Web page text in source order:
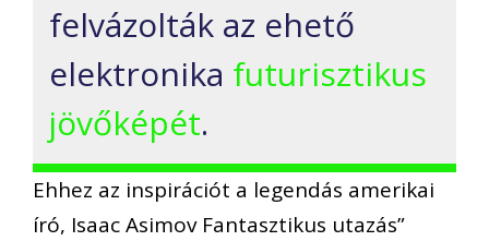
felvázolták az ehető
elektronika futurisztikus
jövőképét.
Ehhez az inspirációt a legendás amerikai
író, Isaac Asimov Fantasztikus utazás”